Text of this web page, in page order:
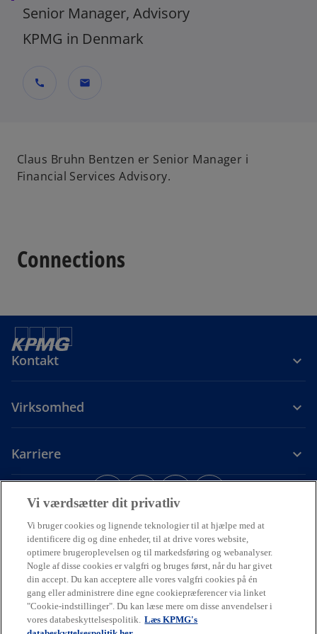
Senior Manager, Advisory
KPMG in Denmark
call mail
Claus Bruhn Bentzen er Senior Manager i
Financial Services Advisory.
Connections
Kontakt
Virksomhed
Karriere
o
p
n
s
i
n
a
n
o
p
n
s
i
n
a
n
o
n
s
i
n
a
n
o
n
s
i
n
a
Code of Conducto
p
e
n
s
i
n
a
Dataetik
© 2026 Ophavsret tilhører en eller flere af KPMG Internationals
enheder. KPMG Internationals enheder leverer ikke ydelser til
kunder. Alle rettigheder forbeholdes.
KPMG henviser til den globale organisation eller til et eller flere af
medlemsfirmaerne i KPMG International Limited ("KPMG
International"), som hver især er en selvstændig juridisk enhed.
Vi værdsætter dit privatliv
Vi bruger cookies og lignende teknologier til at hjælpe med at
identificere dig og dine enheder, til at drive vores website,
optimere brugeroplevelsen og til markedsføring og webanalyser.
Nogle af disse cookies er valgfri og bruges først, når du har givet
din accept. Du kan acceptere alle vores valgfri cookies på én
gang eller administrere dine egne cookiepræferencer via linket
"Cookie-indstillinger". Du kan læse mere om disse anvendelser i
vores databeskyttelsespolitik. Læs KPMG's